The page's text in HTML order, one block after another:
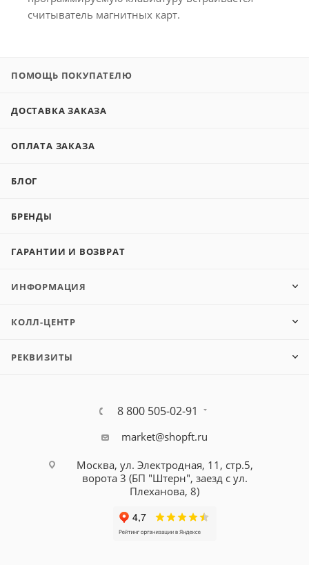
считыватель магнитных карт.
ПОМОЩЬ ПОКУПАТЕЛЮ
ДОСТАВКА ЗАКАЗА
ОПЛАТА ЗАКАЗА
БЛОГ
БРЕНДЫ
ГАРАНТИИ И ВОЗВРАТ
ИНФОРМАЦИЯ
КОЛЛ-ЦЕНТР
РЕКВИЗИТЫ
8 800 505-02-91
market@shopft.ru
Москва, ул. Электродная, 11, стр.5,
ворота 3 (БП "Штерн", заезд с ул.
Плеханова, 8)